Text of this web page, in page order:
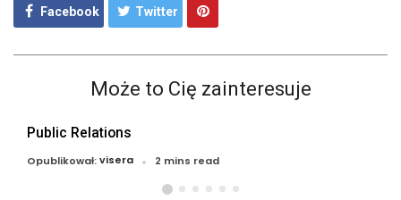
Facebook Twitter
Może to Cię zainteresuje
Public Relations
Opublikował:visera 2 mins read